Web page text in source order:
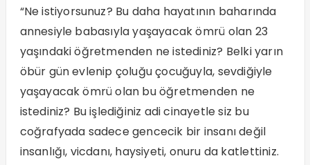
“Ne istiyorsunuz? Bu daha hayatının baharında
annesiyle babasıyla yaşayacak ömrü olan 23
yaşındaki öğretmenden ne istediniz? Belki yarın
öbür gün evlenip çoluğu çocuğuyla, sevdiğiyle
yaşayacak ömrü olan bu öğretmenden ne
istediniz? Bu işlediğiniz adi cinayetle siz bu
coğrafyada sadece gencecik bir insanı değil
insanlığı, vicdanı, haysiyeti, onuru da katlettiniz.